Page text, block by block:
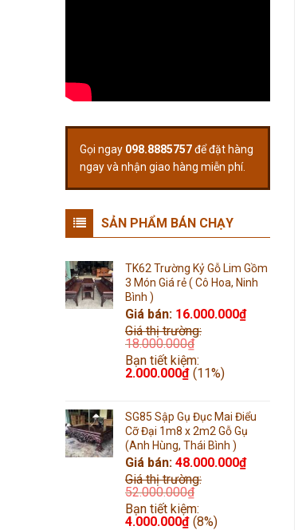
Gọi ngay 098.8885757để đặt hàng
ngay và nhận giao hàng miễn phí.
SẢN PHẨM BÁN CHẠY
TK62 Trường Kỷ Gỗ Lim Gồm
3 Món Giá rẻ ( Cô Hoa, Ninh
Bình )
Giá bán: 16.000.000₫
Giá thị trường:
18.000.000₫
Bạn tiết kiệm:
2.000.000₫ (11%)
SG85 Sập Gụ Đục Mai Điểu
Cỡ Đại 1m8 x 2m2 Gỗ Gụ
(Anh Hùng, Thái Bình )
Giá bán: 48.000.000₫
Giá thị trường:
52.000.000₫
Bạn tiết kiệm:
4.000.000₫ (8%)